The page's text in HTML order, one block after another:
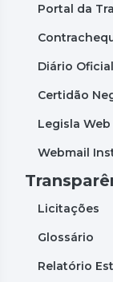
Portal da
Diário Oficial
Certidão
Legisla Web
Webmail
Licitações
Glossário
Relatório